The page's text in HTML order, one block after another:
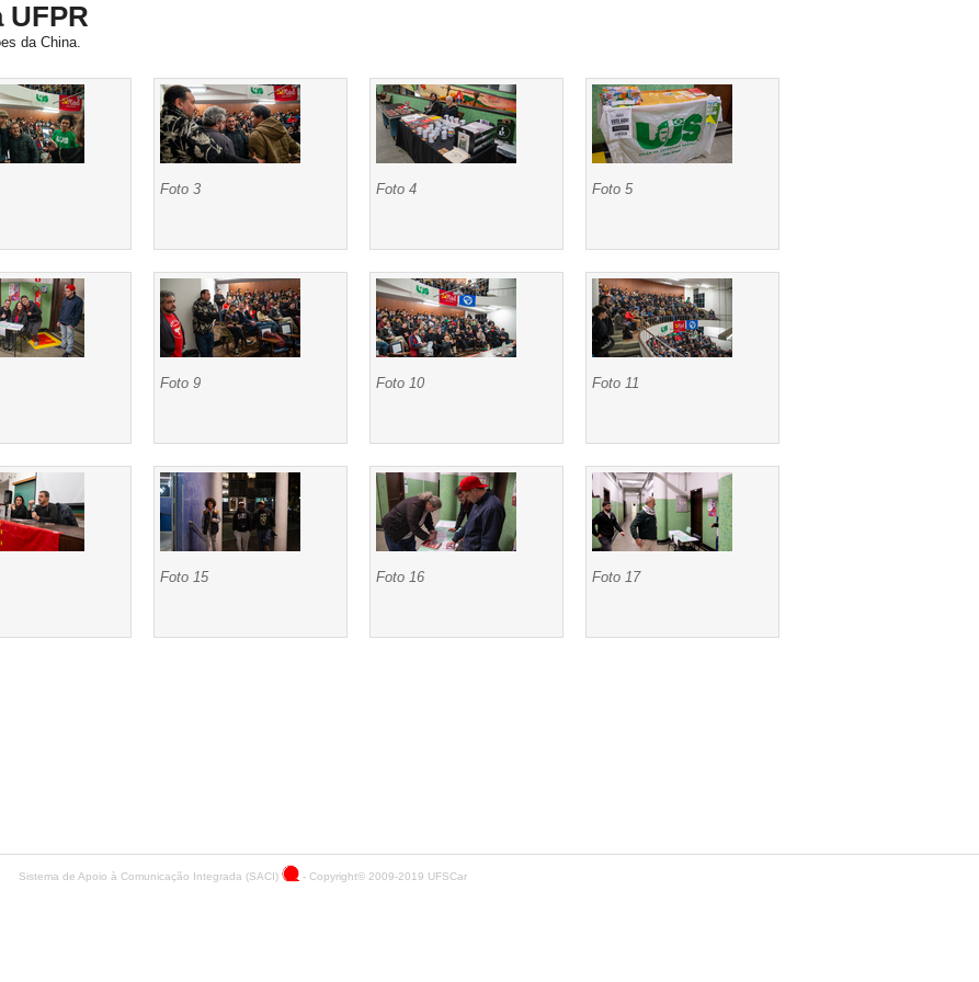
da China.
Foto 3 Foto 4 Foto 5
Foto 9 Foto 10 Foto 11
Foto 15 Foto 16 Foto 17
Sistema de Apoio à Comunicação Integrada (SACI) - Copyright© 2009-2019 UFSCar